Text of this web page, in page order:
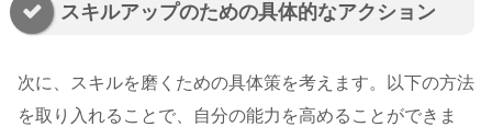
スキルアップのための具体的なアクション
次に、スキルを磨くための具体策を考えます。以下の方法
を取り入れることで、自分の能力を高めることができま